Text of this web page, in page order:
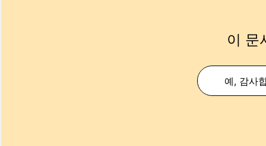
이 문
예, 감사